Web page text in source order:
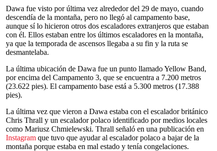
Dawa fue visto por última vez alrededor del 29 de mayo, cuando
descendía de la montaña, pero no llegó al campamento base,
aunque sí lo hicieron otros dos escaladores extranjeros que estaban
con él. Ellos estaban entre los últimos escaladores en la montaña,
ya que la temporada de ascensos llegaba a su fin y la ruta se
desmantelaba.
La última ubicación de Dawa fue un punto llamado Yellow Band,
por encima del Campamento 3, que se encuentra a 7.200 metros
(23.622 pies). El campamento base está a 5.300 metros (17.388
pies).
La última vez que vieron a Dawa estaba con el escalador británico
Chris Thrall y un escalador polaco identificado por medios locales
como Mariusz Chmielewski. Thrall señaló en una publicación en
Instagram que tuvo que ayudar al escalador polaco a bajar de la
montaña porque estaba en mal estado y tenía congelaciones.